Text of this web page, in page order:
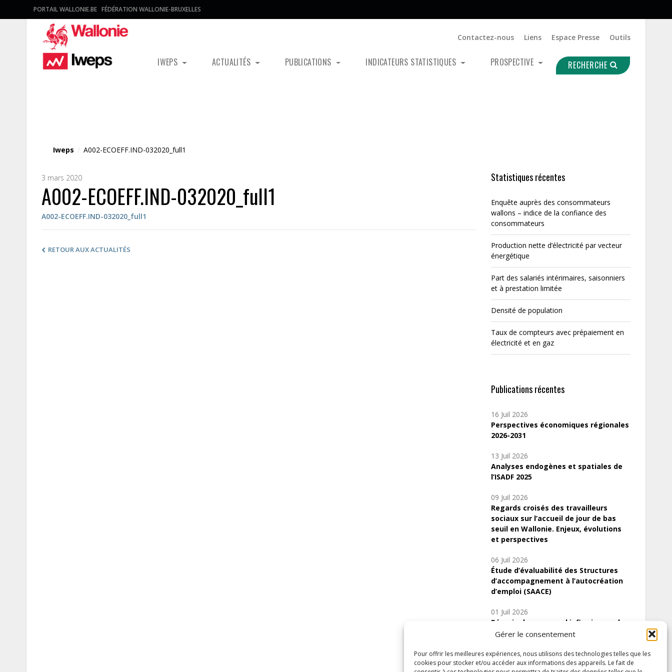
Gérer le consentement
Pour offrir les meilleures expériences, nous utilisons des technologies telles que les
cookies pour stocker et/ou accéder aux informations des appareils. Le fait de
PORTAIL WALLONIE.BE FÉDÉRATION WALLONIE-BRUXELLES
Contactez-nous Liens Espace Presse Outils
IWEPS ACTUALITÉS PUBLICATIONS INDICATEURS STATISTIQUES PROSPECTIVE RECHERCHE
Iweps / A002-ECOEFF.IND-032020_full1
3 mars 2020
A002-ECOEFF.IND-032020_full1
A002-ECOEFF.IND-032020_full1
RETOUR AUX ACTUALITÉS
Statistiques récentes
Enquête auprès des consommateurs
wallons – indice de la confiance des
consommateurs
Production nette d’électricité par vecteur
énergétique
Part des salariés intérimaires, saisonniers
et à prestation limitée
Densité de population
Taux de compteurs avec prépaiement en
électricité et en gaz
Publications récentes
16 Juil 2026
Perspectives économiques régionales
2026-2031
13 Juil 2026
Analyses endogènes et spatiales de
l’ISADF 2025
09 Juil 2026
Regards croisés des travailleurs
sociaux sur l’accueil de jour de bas
seuil en Wallonie. Enjeux, évolutions
et perspectives
06 Juil 2026
Étude d’évaluabilité des Structures
d’accompagnement à l’autocréation
d’emploi (SAACE)
01 Juil 2026
Pénurie du personnel infirmier :quels
indicateurs d’offre de soins pour